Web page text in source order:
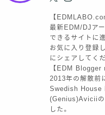
【
最新EDM/DJア
できるサイトに
お気に入り登録
にシェアしてく
【EDM Blogger
2013年の解散前
Swedish House
(Genius)Aviciiの
した。